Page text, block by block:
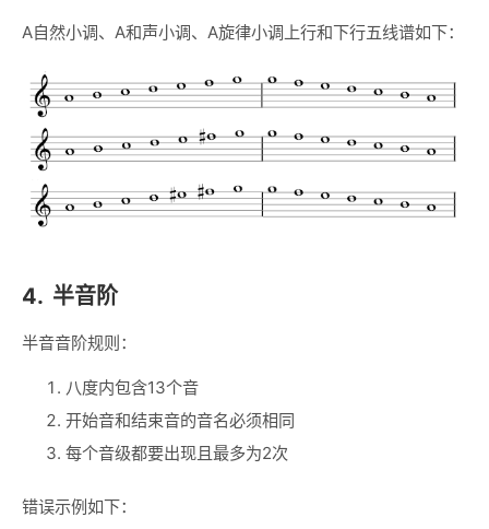
A自然小调、A和声小调、A旋律小调上行和下行五线谱如下：
4. 半音阶
半音音阶规则：
八度内包含13个音
开始音和结束音的音名必须相同
每个音级都要出现且最多为2次
错误示例如下：